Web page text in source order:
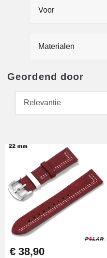
Voor
Materialen
Geordend door
€ 38,90